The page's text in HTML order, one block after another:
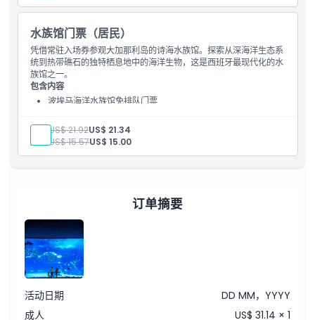
如何到达那里
如何兑换
取消政策
水族馆门票（居民）
凭借常驻入场券参观大加那利岛的诗海水族馆。探索从深海洋生态系
统到热带礁石的独特栖息地中的海洋生物，这是西班牙最现代化的水
族馆之一。
包含内容
波埃马海洋水族馆免排队门票
成人: US$ 21.92US$ 21.34
儿童: US$ 15.57US$ 15.00
订单摘要
活动日期
DD MM，YYYY
成人
US$ 31.14 × 1